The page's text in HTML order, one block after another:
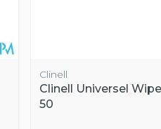
Clinell
Clinell Universel
50